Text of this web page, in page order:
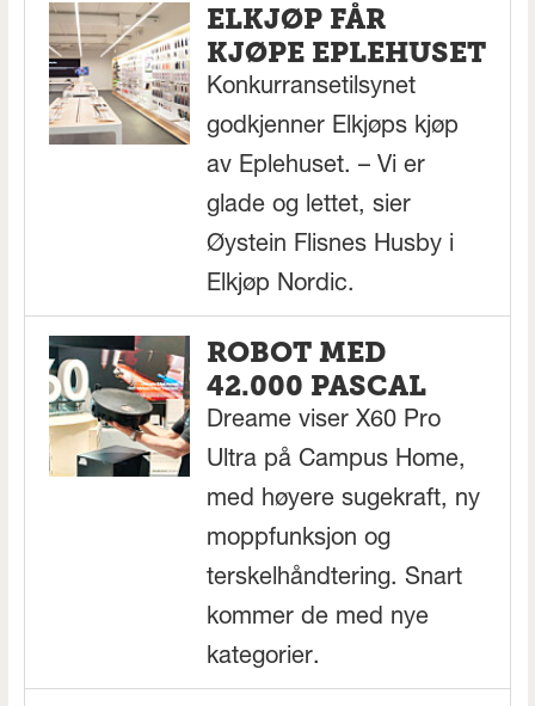
ELKJØP FÅR
KJØPE EPLEHUSET
Konkurransetilsynet
godkjenner Elkjøps kjøp
av Eplehuset. – Vi er
glade og lettet, sier
Øystein Flisnes Husby i
Elkjøp Nordic.
ROBOT MED
42.000 PASCAL
Dreame viser X60 Pro
Ultra på Campus Home,
med høyere sugekraft, ny
moppfunksjon og
terskelhåndtering. Snart
kommer de med nye
kategorier.